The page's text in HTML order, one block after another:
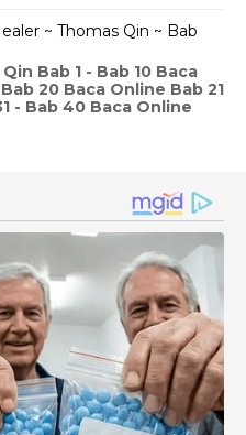
~ Thomas Qin ~ Bab
Bab 1 - Bab 10 Baca
20 Baca Online Bab 21
- Bab 40 Baca Online